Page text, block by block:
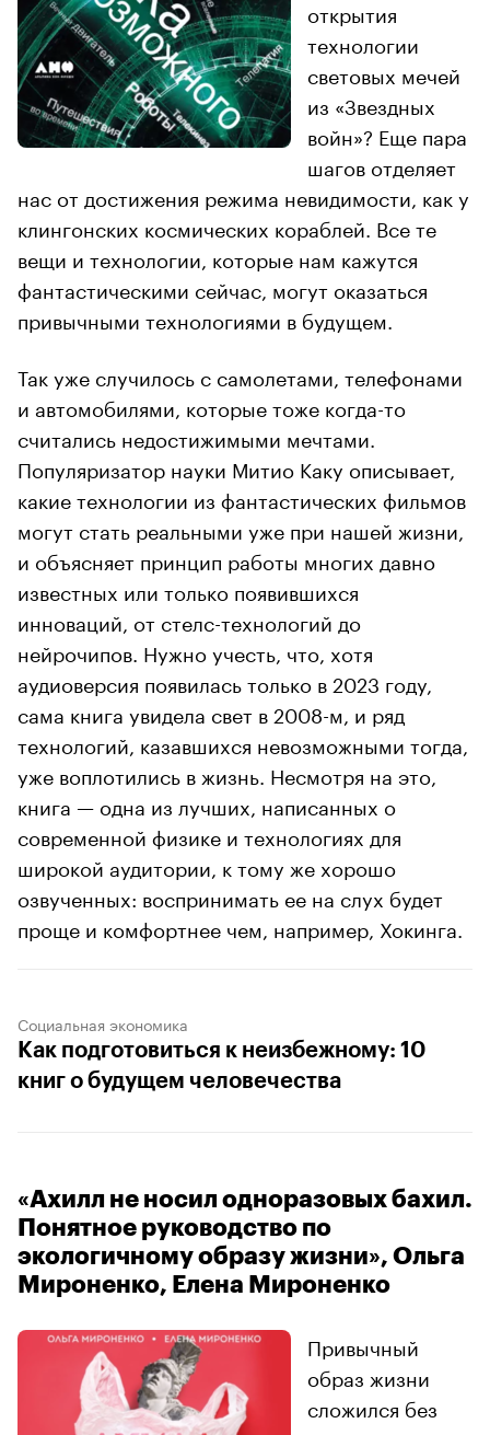
открытия
технологии
световых мечей
из «Звездных
войн»? Еще пара
шагов отделяет
нас от достижения режима невидимости, как у
клингонских космических кораблей. Все те
вещи и технологии, которые нам кажутся
фантастическими сейчас, могут оказаться
привычными технологиями в будущем.
Так уже случилось с самолетами, телефонами
и автомобилями, которые тоже когда-то
считались недостижимыми мечтами.
Популяризатор науки Митио Каку описывает,
какие технологии из фантастических фильмов
могут стать реальными уже при нашей жизни,
и объясняет принцип работы многих давно
известных или только появившихся
инноваций, от стелс-технологий до
нейрочипов. Нужно учесть, что, хотя
аудиоверсия появилась только в 2023 году,
сама книга увидела свет в 2008-м, и ряд
технологий, казавшихся невозможными тогда,
уже воплотились в жизнь. Несмотря на это,
книга — одна из лучших, написанных о
современной физике и технологиях для
широкой аудитории, к тому же хорошо
озвученных: воспринимать ее на слух будет
проще и комфортнее чем, например, Хокинга.
Социальная экономика
Как подготовиться к неизбежному: 10
книг о будущем человечества
«Ахилл не носил одноразовых бахил.
Понятное руководство по
экологичному образу жизни», Ольга
Мироненко, Елена Мироненко
Привычный
образ жизни
сложился без